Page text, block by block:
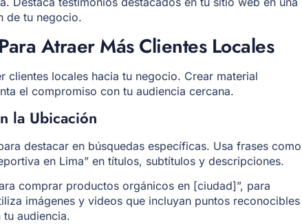
de tu negocio.
Atraer Más Clientes Locales
clientes locales hacia tu negocio. Crear material
el compromiso con tu audiencia cercana.
la Ubicación
destacar en búsquedas específicas. Usa frases como
en Lima” en títulos, subtítulos y descripciones.
comprar productos orgánicos en [ciudad]”, para
imágenes y videos que incluyan puntos reconocibles
audiencia.